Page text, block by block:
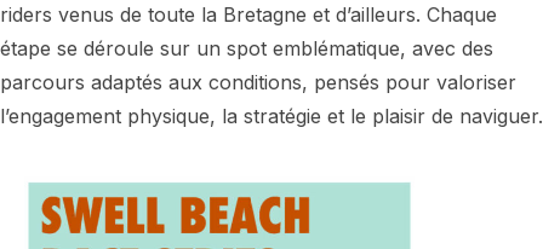
riders venus de toute la Bretagne et d’ailleurs. Chaque
étape se déroule sur un spot emblématique, avec des
parcours adaptés aux conditions, pensés pour valoriser
l’engagement physique, la stratégie et le plaisir de naviguer.